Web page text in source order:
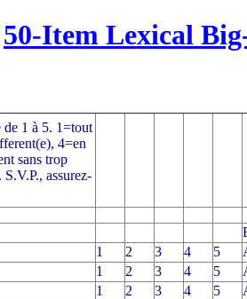
50-Item Lexical
de 1 à 5. 1=tout
4=en
sans trop
assurez-
1 2 3 4 5
1 2 3 4 5
1 2 3 4 5